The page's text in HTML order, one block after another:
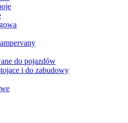
do pojazdów
i do zabudowy